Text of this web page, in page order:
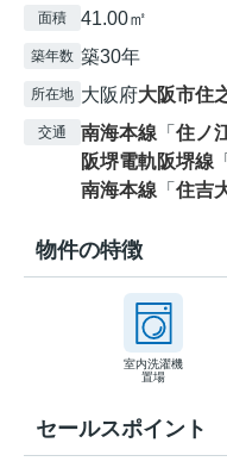
面積 41.00㎡
築年数 築30年
所在地 大阪府大阪市住
交通 南海本線 「 住ノ
阪堺電軌阪堺線 「
南海本線 「 住吉
物件の特徴
室内洗濯機
置場
セールスポイント